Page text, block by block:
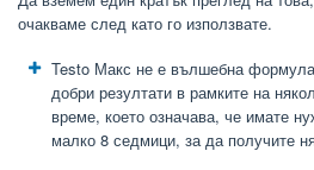
очакваме след като го използвате.
Testo Макс не е вълшебна
добри резултати в рамките на
време, което означава, че имате
малко 8 седмици, за да получите